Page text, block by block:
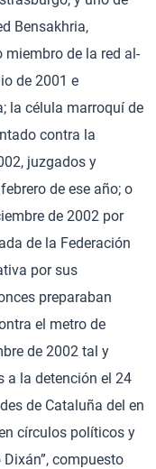
Bensakhria,
miembro de la red al-
de 2001 e
la célula marroquí de
contra la
juzgados y
de ese año; o
de 2002 por
de la Federación
por sus
preparaban
el metro de
de 2002 tal y
a la detención el 24
de Cataluña del en
círculos políticos y
compuesto